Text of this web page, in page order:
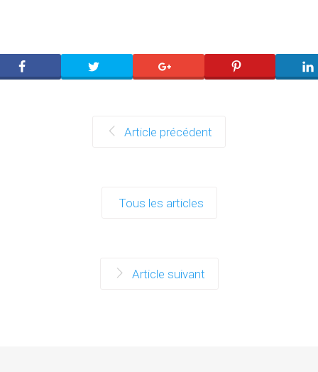
Article précédent
Tous les articles
Article suivant